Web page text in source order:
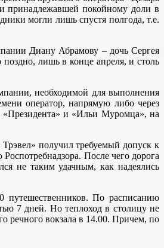
принадлежавшей покойному доли в
могли лишь спустя полгода, т.е.
Диану Абрамову – дочь Сергея
лишь в конце апреля, и столь
необходимой для выполнения
оператор, напрямую либо через
«Президента» и «Ильи Муромца», на
получил требуемый допуск к
После чего дорога
не таким удачным, как надеялись
путешественников. По расписанию
7 дней. Но теплоход в столицу не
речного вокзала в 14.00. Причем, по